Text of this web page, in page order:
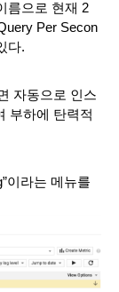
름으로 현재 2
Per Secon
다.
자동으로 인스
부하에 탄력적
이라는 메뉴를